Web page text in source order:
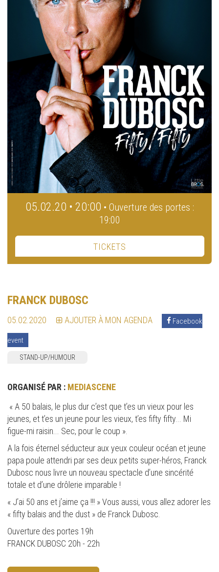
05.02.20 • 20:00 • Ouverture des portes :
19:00
TICKETS
FRANCK DUBOSC
05.02.2020 AJOUTER À MON AGENDA Facebook
event
STAND-UP/HUMOUR
ORGANISÉ PAR : MEDIASCENE
« A 50 balais, le plus dur c’est que t’es un vieux pour les
jeunes, et t’es un jeune pour les vieux, t’es fifty fifty... Mi
figue-mi raisin... Sec, pour le coup ».
A la fois éternel séducteur aux yeux couleur océan et jeune
papa poule attendri par ses deux petits super-héros, Franck
Dubosc nous livre un nouveau spectacle d’une sincérité
totale et d’une drôlerie imparable !
« J’ai 50 ans et j’aime ça !!! » Vous aussi, vous allez adorer les
« fifty balais and the dust » de Franck Dubosc.
Ouverture des portes 19h
FRANCK DUBOSC 20h - 22h